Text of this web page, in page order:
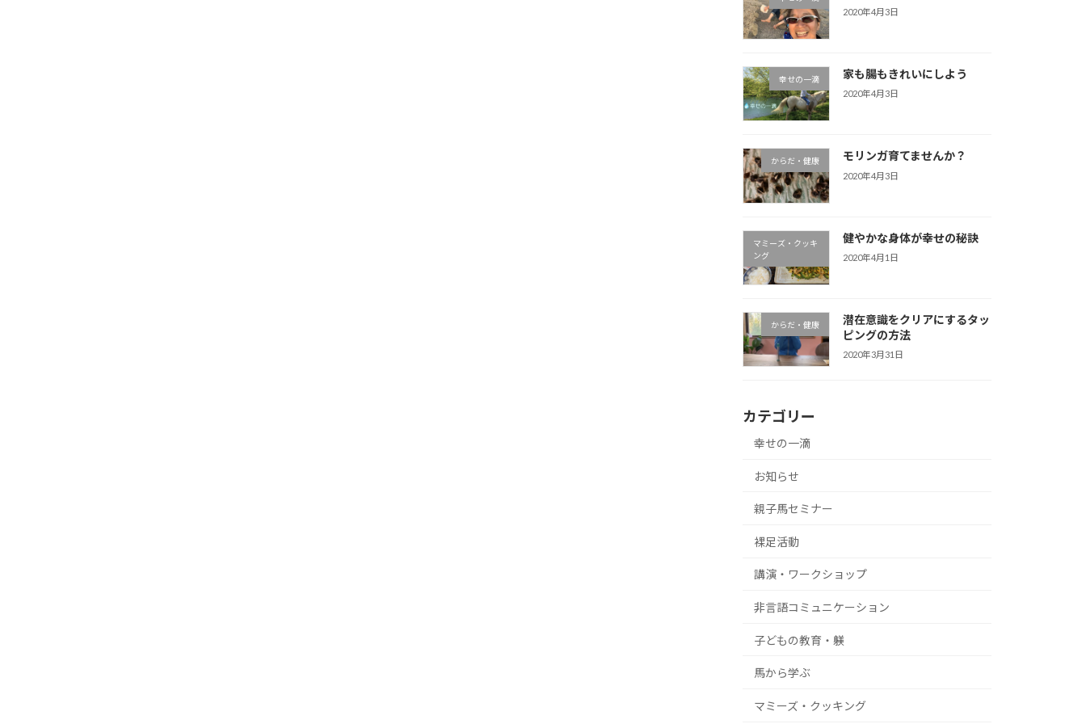
2020年4月3日
幸せの一滴 家も腸もきれいにしよう
2020年4月3日
からだ・健康 モリンガ育てませんか？
2020年4月3日
マミーズ・クッキ
ング
健やかな身体が幸せの秘訣
2020年4月1日
からだ・健康
潜在意識をクリアにするタッ
ピングの方法
2020年3月31日
カテゴリー
幸せの一滴
お知らせ
親子馬セミナー
裸足活動
講演・ワークショップ
非言語コミュニケーション
子どもの教育・躾
馬から学ぶ
マミーズ・クッキング